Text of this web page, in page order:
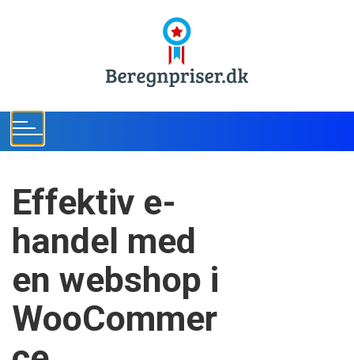
o
o
Effektiv e-
handel med
en webshop i
WooCommer